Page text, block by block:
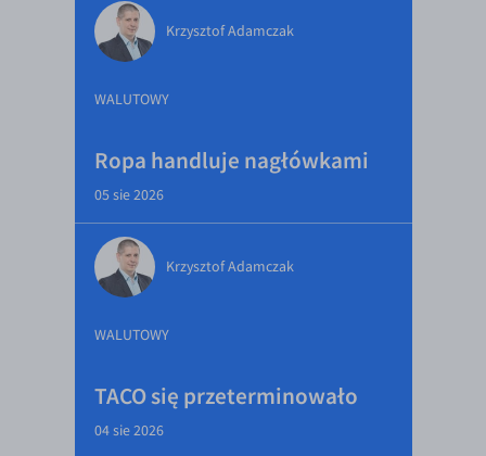
Krzysztof Adamczak
WALUTOWY
Ropa handluje nagłówkami
05 sie 2026
Krzysztof Adamczak
WALUTOWY
TACO się przeterminowało
04 sie 2026